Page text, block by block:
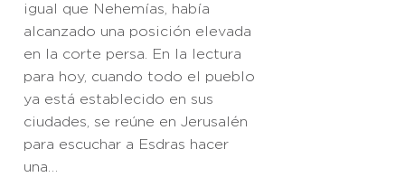
igual que Nehemías, había
alcanzado una posición elevada
en la corte persa. En la lectura
para hoy, cuando todo el pueblo
ya está establecido en sus
ciudades, se reúne en Jerusalén
para escuchar a Esdras hacer
una…